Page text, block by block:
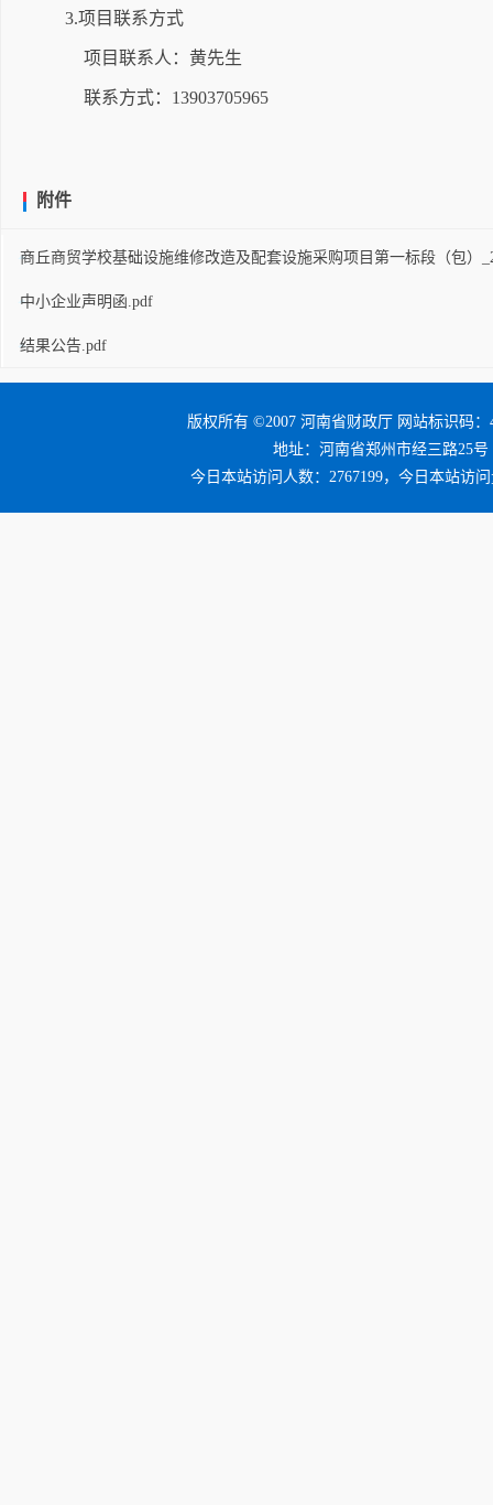
3.项目联系方式
项目联系人：黄先生
联系方式：13903705965
附件
商丘商贸学校基础设施维修改造及配套设施采购项目第一标段（包）
中小企业声明函.pdf
结果公告.pdf
版权所有 ©2007 河南省财政厅 网站标识码：
地址：河南省郑州市经三路25号
今日本站访问人数：2767199，今日本站访